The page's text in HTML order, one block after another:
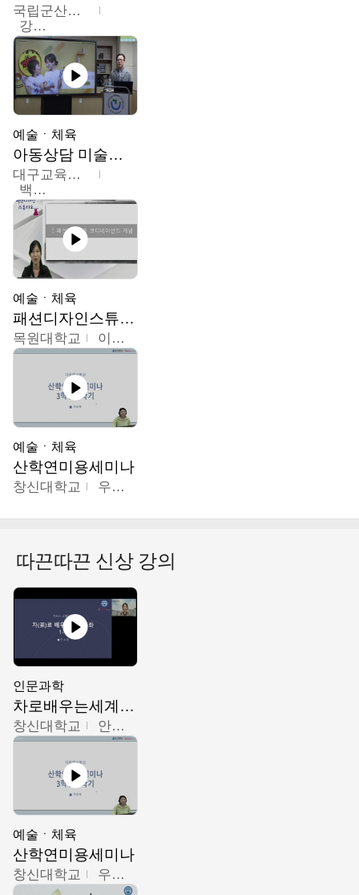
국립군산대학교
강경아
예술ㆍ체육
아동상담 미술치료
대구교육대학교
백중열
예술ㆍ체육
패션디자인스튜디오
목원대학교 이건희
예술ㆍ체육
산학연미용세미나
창신대학교 우미옥,오윤경,박선이
따끈따끈 신상 강의
인문과학
차로배우는세계문화
창신대학교 안소영
예술ㆍ체육
산학연미용세미나
창신대학교 우미옥,오윤경,박선이